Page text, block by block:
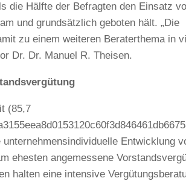
die Hälfte der Befragten den Einsatz
und grundsätzlich geboten hält. „Die
zu einem weiteren Beraterthema in
Dr. Dr. Manuel R. Theisen.
(85,7
Entwicklung
ehesten angemessene
halten eine intensive